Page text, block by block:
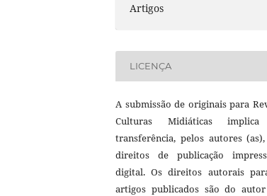
Artigos
LICENÇA
A submissão de originais para
Culturas Midiáticas
transferência, pelos autores
direitos de publicação
digital. Os direitos autorais
artigos publicados são do